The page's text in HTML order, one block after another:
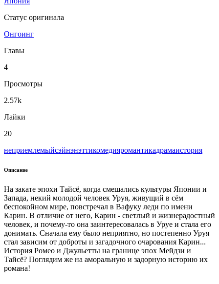
Статус оригинала
Онгоинг
Главы
4
Просмотры
2.57k
Лайки
20
неприемлемыйсэйнэнэттикомедияромантикадрамаистория
Описание
На закате эпохи Тайсё, когда смешались культуры Японии и
Запада, некий молодой человек Уруя, живущий в сём
беспокойном мире, повстречал в Вафуку леди по имени
Карин. В отличие от него, Карин - светлый и жизнерадостный
человек, и почему-то она заинтересовалась в Уруе и стала его
донимать. Сначала ему было неприятно, но постепенно Уруя
стал зависим от доброты и загадочного очарования Карин...
История Ромео и Джульетты на границе эпох Мейдзи и
Тайсё? Поглядим же на аморальную и задорную историю их
романа!